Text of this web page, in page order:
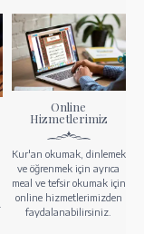
Online
Hizmetlerimiz
Kur'an okumak, dinlemek
ve öğrenmek için ayrıca
meal ve tefsir okumak için
online hizmetlerimizden
faydalanabilirsiniz.